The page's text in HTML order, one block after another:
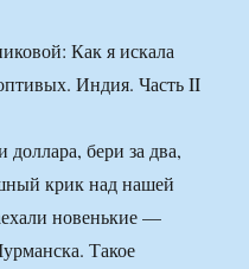
Как я искала
Индия. Часть II
доллара, бери за два,
крик над нашей
новенькие —
Такое